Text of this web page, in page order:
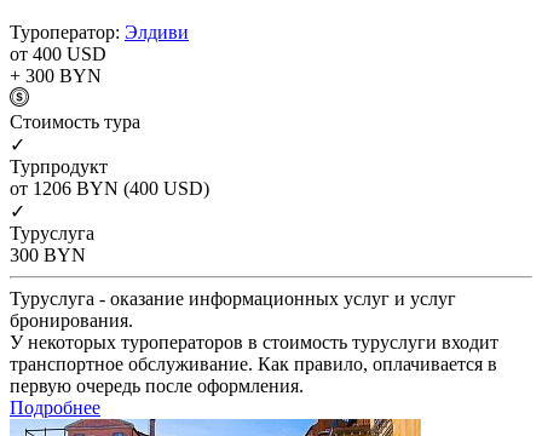
Туроператор: Элдиви
от 400 USD
+ 300 BYN
Cтоимость тура
✓
Турпродукт
от 1206 BYN (400 USD)
✓
Туруслуга
300 BYN
Туруслуга - оказание информационных услуг и услуг
бронирования.
У некоторых туроператоров в стоимость туруслуги входит
транспортное обслуживание. Как правило, оплачивается в
первую очередь после оформления.
Подробнее